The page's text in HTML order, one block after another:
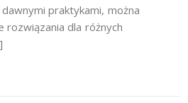
praktykami, można
rozwiązania dla różnych